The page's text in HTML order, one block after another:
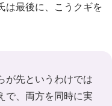
は最後に、こうクギを
が先というわけでは
で、両方を同時に実